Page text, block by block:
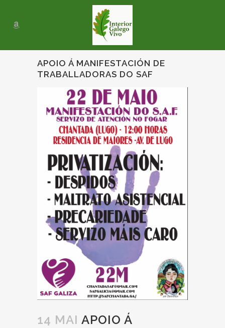
APOIO Á MANIFESTACIÓN DE
TRABALLADORAS DO SAF
14 MAI APOIO Á